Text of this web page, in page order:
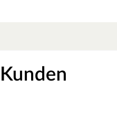
beschichtetem Metall
ergeben.